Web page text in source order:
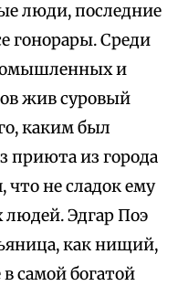
люди, последние
гонорары. Среди
и
жив суровый
каким был
приюта из города
что не сладок ему
людей. Эдгар Поэ
как нищий,
самой богатой